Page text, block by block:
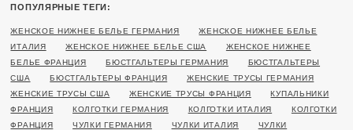
ПОПУЛЯРНЫЕ ТЕГИ:
ЖЕНСКОЕ НИЖНЕЕ БЕЛЬЕ ГЕРМАНИЯ
ЖЕНСКОЕ НИЖНЕЕ БЕЛЬЕ
ИТАЛИЯ
ЖЕНСКОЕ НИЖНЕЕ БЕЛЬЕ США
ЖЕНСКОЕ НИЖНЕЕ
БЕЛЬЕ ФРАНЦИЯ
БЮСТГАЛЬТЕРЫ ГЕРМАНИЯ
БЮСТГАЛЬТЕРЫ
США
БЮСТГАЛЬТЕРЫ ФРАНЦИЯ
ЖЕНСКИЕ ТРУСЫ ГЕРМАНИЯ
ЖЕНСКИЕ ТРУСЫ США
ЖЕНСКИЕ ТРУСЫ ФРАНЦИЯ
КУПАЛЬНИКИ
ФРАНЦИЯ
КОЛГОТКИ ГЕРМАНИЯ КОЛГОТКИ ИТАЛИЯ
КОЛГОТКИ
ФРАНЦИЯ
ЧУЛКИ ГЕРМАНИЯ ЧУЛКИ ИТАЛИЯ
ЧУЛКИ